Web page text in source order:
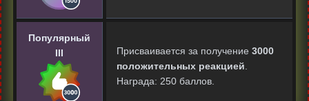
Популярный
III
Присваивается за получение 3000
положительных реакцией
Награда: 250 баллов.